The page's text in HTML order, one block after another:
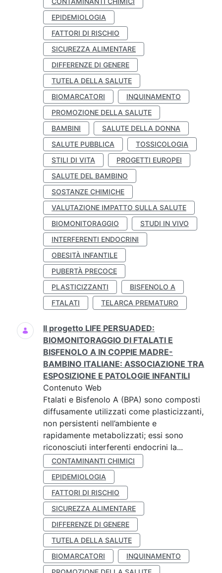
EPIDEMIOLOGIA
FATTORI DI RISCHIO
SICUREZZA ALIMENTARE
DIFFERENZE DI GENERE
TUTELA DELLA SALUTE
BIOMARCATORI
INQUINAMENTO
PROMOZIONE DELLA SALUTE
BAMBINI
SALUTE DELLA DONNA
SALUTE PUBBLICA
TOSSICOLOGIA
STILI DI VITA
PROGETTI EUROPEI
SALUTE DEL BAMBINO
SOSTANZE CHIMICHE
VALUTAZIONE IMPATTO SULLA SALUTE
BIOMONITORAGGIO
STUDI IN VIVO
INTERFERENTI ENDOCRINI
OBESITÀ INFANTILE
PUBERTÀ PRECOCE
PLASTICIZZANTI
BISFENOLO A
FTALATI
TELARCA PREMATURO
Il progetto LIFE PERSUADED:
BIOMONITORAGGIO DI FTALATI E
BISFENOLO A IN COPPIE MADRE-
BAMBINO ITALIANE: ASSOCIAZIONE TRA
ESPOSIZIONE E PATOLOGIE INFANTILI
Contenuto Web
Ftalati e Bisfenolo A (BPA) sono composti
diffusamente utilizzati come plasticizzanti,
non persistenti nell’ambiente e
rapidamente metabolizzati; essi sono
riconosciuti interferenti endocrini la...
CONTAMINANTI CHIMICI
EPIDEMIOLOGIA
FATTORI DI RISCHIO
SICUREZZA ALIMENTARE
DIFFERENZE DI GENERE
TUTELA DELLA SALUTE
BIOMARCATORI
INQUINAMENTO